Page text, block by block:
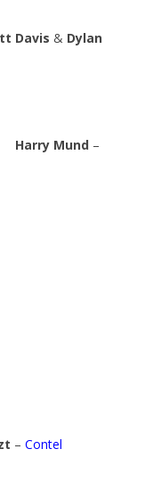
Davis & Dylan
–
Soft
– Contel